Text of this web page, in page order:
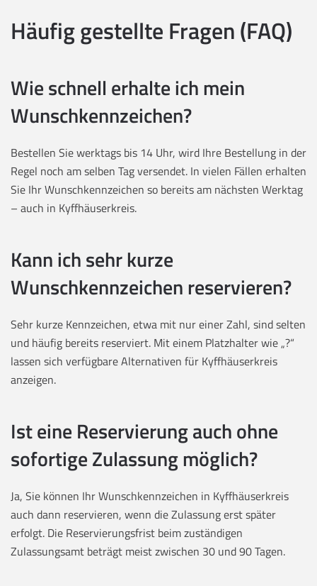
Häufig gestellte Fragen (FAQ)
Wie schnell erhalte ich mein
Wunschkennzeichen?
Bestellen Sie werktags bis 14 Uhr, wird Ihre Bestellung in der
Regel noch am selben Tag versendet. In vielen Fällen erhalten
Sie Ihr Wunschkennzeichen so bereits am nächsten Werktag
– auch in Kyffhäuserkreis.
Kann ich sehr kurze
Wunschkennzeichen reservieren?
Sehr kurze Kennzeichen, etwa mit nur einer Zahl, sind selten
und häufig bereits reserviert. Mit einem Platzhalter wie „?“
lassen sich verfügbare Alternativen für Kyffhäuserkreis
anzeigen.
Ist eine Reservierung auch ohne
sofortige Zulassung möglich?
Ja, Sie können Ihr Wunschkennzeichen in Kyffhäuserkreis
auch dann reservieren, wenn die Zulassung erst später
erfolgt. Die Reservierungsfrist beim zuständigen
Zulassungsamt beträgt meist zwischen 30 und 90 Tagen.